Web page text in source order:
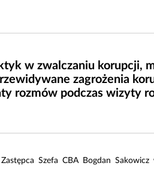
w zwalczaniu korupcji,
zagrożenia
rozmów podczas wizyty
Szefa CBA Bogdan